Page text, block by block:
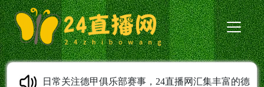
日常关注德甲俱乐部赛事，24直播网汇集丰富的德